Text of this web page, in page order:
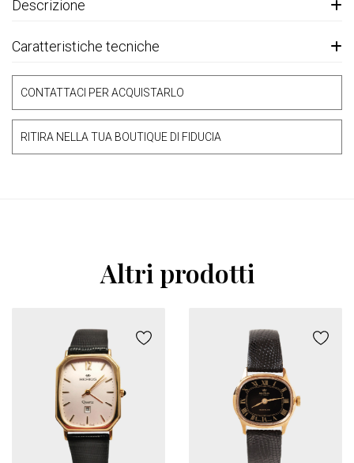
Descrizione
Caratteristiche tecniche
CONTATTACI PER ACQUISTARLO
RITIRA NELLA TUA BOUTIQUE DI FIDUCIA
Altri prodotti